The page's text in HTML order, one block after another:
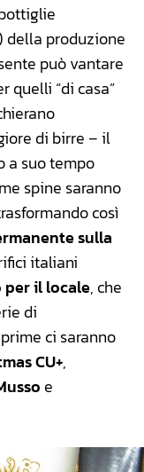
della produzione
può vantare
quelli “di casa”
di birre – il
a suo tempo
spine saranno
così
sulla
italiani
per il locale, che
di
ci saranno
CU+,
e